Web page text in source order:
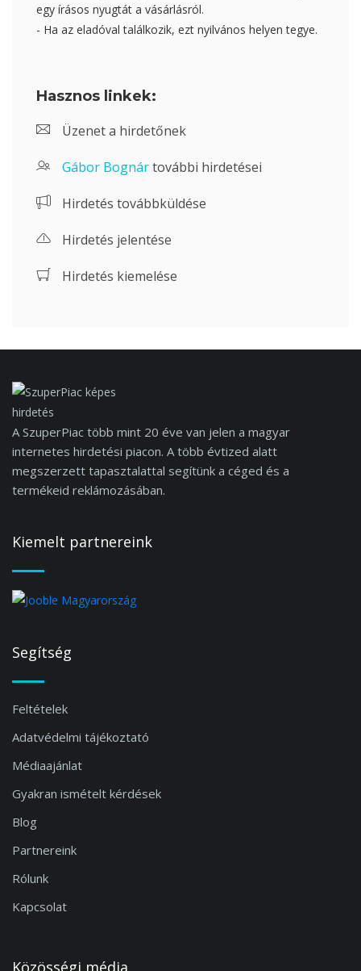
egy írásos nyugtát a vásárlásról.
- Ha az eladóval találkozik, ezt nyilvános helyen tegye.
Hasznos linkek:
Üzenet a hirdetőnek
Gábor Bognártovábbi hirdetései
Hirdetés továbbküldése
Hirdetés jelentése
Hirdetés kiemelése
A SzuperPiac több mint 20 éve van jelen a magyar
internetes hirdetési piacon. A több évtized alatt
megszerzett tapasztalattal segítünk a céged és a
termékeid reklámozásában.
Kiemelt partnereink
Segítség
Feltételek
Adatvédelmi tájékoztató
Médiaajánlat
Gyakran ismételt kérdések
Blog
Partnereink
Rólunk
Kapcsolat
Közösségi média